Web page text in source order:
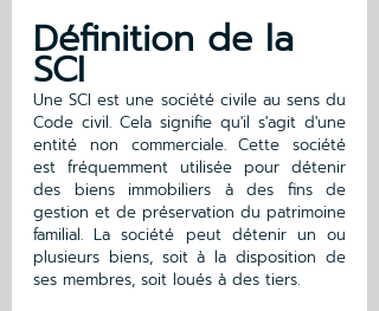
Définition de la
SCI
Une SCI est une société civile au sens du
Code civil. Cela signifie qu'il s'agit d'une
entité non commerciale. Cette société
est fréquemment utilisée pour détenir
des biens immobiliers à des fins de
gestion et de préservation du patrimoine
familial. La société peut détenir un ou
plusieurs biens, soit à la disposition de
ses membres, soit loués à des tiers.